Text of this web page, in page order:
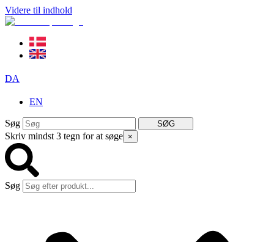
Videre til indhold
DA
EN
Søg SØG
Skriv mindst 3 tegn for at søge ×
Søg